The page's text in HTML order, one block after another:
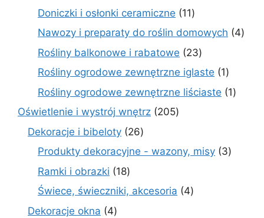
produktów
Doniczki i osłonki ceramiczne 1111
produktów
Nawozy i preparaty do roślin domowych 44
Rośliny balkonowe i rabatowe 2323
produkty
Rośliny ogrodowe zewnętrzne iglaste 11
produkt
Rośliny ogrodowe zewnętrzne liściaste 11
Oświetlenie i wystrój wnętrz 205205
Dekoracje i bibeloty 2626
Produkty dekoracyjne - wazony, misy 33
Ramki i obrazki 1818
produktów
Świece, świeczniki, akcesoria 44
Dekoracje okna 44